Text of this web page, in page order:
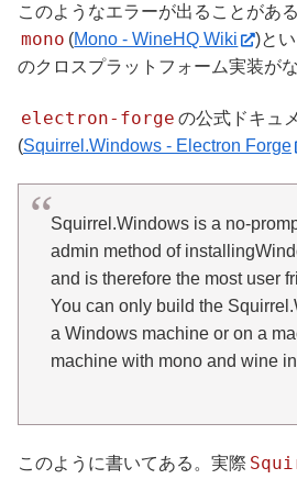
このようなエラーが出ることがあ
mono (Mono - WineHQ Wiki )とい
のクロスプラットフォーム実装がな
electron-forge の公式ドキュ
(Squirrel.Windows - Electron Forge
Squirrel.Windows is a no-
admin method of
and is therefore the most user
You can only build the
a Windows machine or on a
machine with mono and wine
このように書いてある。実際